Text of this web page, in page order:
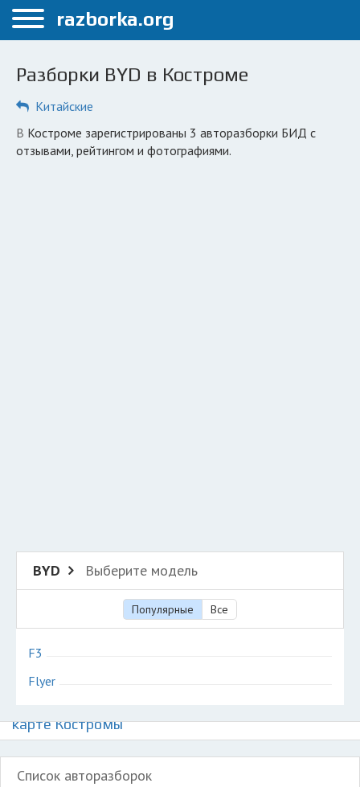
Меню
Кострома
ПОЛЬЗОВАТЕЛЯМ
Каталог разборок
Разборки BYD в Костроме
Китайские
в Костроме зарегистрированы 3 авторазборки БИД с
отзывами, рейтингом и фотографиями.
BYD Выберите модель
Популярные Все
F3
Flyer
карте Костромы
Список авторазборок
razborka.org